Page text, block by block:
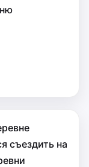
съездить на